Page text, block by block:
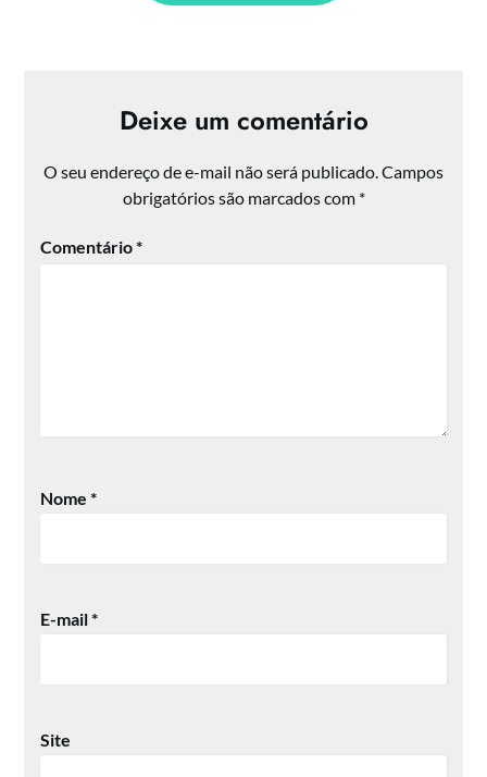
Deixe um comentário
O seu endereço de e-mail não será publicado.Campos
obrigatórios são marcados com *
Comentário*
Nome*
E-mail*
Site